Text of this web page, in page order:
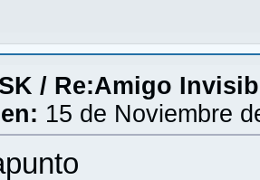
/ Re:Amigo
en: 15 de Noviembre